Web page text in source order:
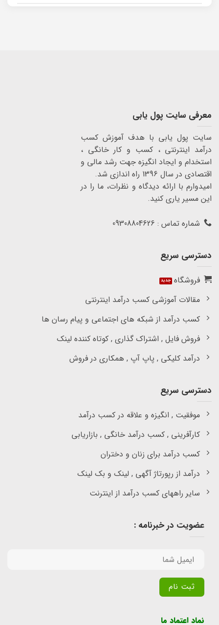
معرفی سایت پول یابی
سایت پول یابی با هدف آموزش کسب
درآمد اینترنتی ، کسب و کار خانگی ،
استخدام و ایجاد انگیزه جهت رشد مالی و
اقتصادی در سال 1396 راه اندازی شد.
امیدوارم با ارائه دیدگاه و نظرات، ما را در
این مسیر یاری کنید.
شماره تماس : 09308804626
دسترسی سریع
فروشگاه
مقالات آموزشی کسب درآمد اینترنتی
کسب درآمد از شبکه های اجتماعی و پیام رسان ها
فروش فایل , اشتراک گذاری , کوتاه کننده لینک
درآمد کلیکی , پاپ آپ , همکاری در فروش
دسترسی سریع
موفقیت , انگیزه و علاقه در کسب درآمد
کارآفرینی , کسب درآمد خانگی , بازاریابی
کسب درآمد برای زنان و دختران
درآمد از رپورتاژ آگهی , لینک و بک لینک
سایر راههای کسب درآمد از اینترنت
عضویت در خبرنامه :
نماد اعتماد ما